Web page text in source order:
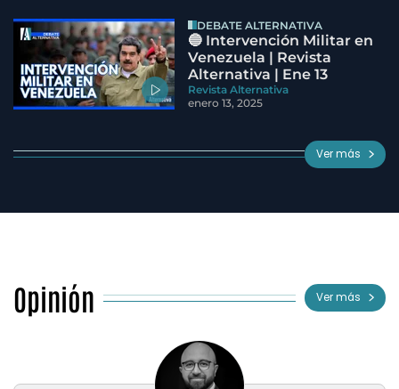
DEBATE ALTERNATIVA
🔵 Intervención Militar en
Venezuela | Revista
Alternativa | Ene 13
Revista Alternativa
enero 13, 2025
Ver más
Opinión Ver más